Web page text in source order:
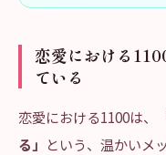
恋愛における
ている
恋愛における1100は、
る」 という、温かいメ